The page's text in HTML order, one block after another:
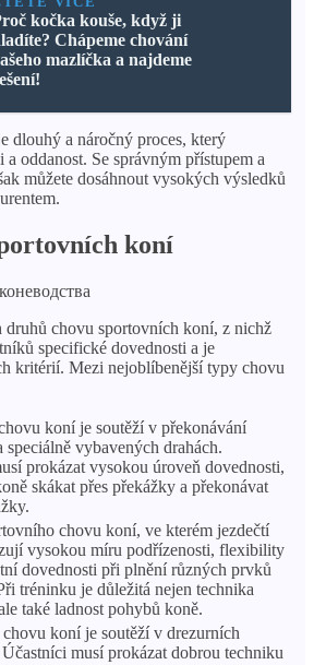
kočka kouše, když ji
Chápeme chování
mazlíčka a najdeme
dlouhý a náročný proces, který
a oddanost. Se správným přístupem a
můžete dosáhnout vysokých výsledků
koní
druhů chovu sportovních koní, z nichž
specifické dovednosti a je
kritérií. Mezi nejoblíbenější typy chovu
koní je soutěží v překonávání
speciálně vybavených drahách.
prokázat vysokou úroveň dovednosti,
skákat přes překážky a překonávat
chovu koní, ve kterém jezdečtí
vysokou míru podřízenosti, flexibility
dovednosti při plnění různých prvků
tréninku je důležitá nejen technika
také ladnost pohybů koně.
koní je soutěží v drezurních
musí prokázat dobrou techniku